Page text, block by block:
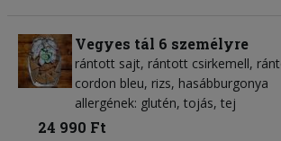
Vegyes tál 6 személyre
rántott sajt, rántott csirkemell,
cordon bleu, rizs, hasábburgonya
allergének: glutén, tojás, tej
24 990 Ft